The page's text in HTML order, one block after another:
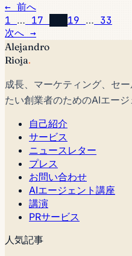
← 前へ
1 … 17 19 … 33
次へ →
Alejandro
Rioja.
成長、マーケティング、セ
たい創業者のためのAIエージ
自己紹介
サービス
ニュースレター
プレス
お問い合わせ
AIエージェント講座
講演
PRサービス
人気記事